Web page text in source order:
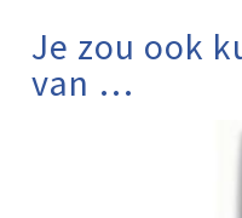
Je zou ook
van …